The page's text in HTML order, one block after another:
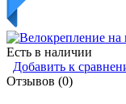
Есть в наличии
Добавить к
Отзывов (0)